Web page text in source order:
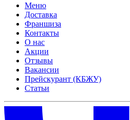
Меню
Доставка
Франшиза
Контакты
О нас
Акции
Отзывы
Вакансии
Прейскурант (КБЖУ)
Статьи